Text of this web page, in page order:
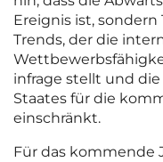
Ereignis ist,
Trends, der die
infrage stellt und
Staates für die
einschränkt.
Für das kommende